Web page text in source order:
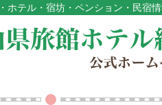
ホテル・宿坊・ペンション・民宿情